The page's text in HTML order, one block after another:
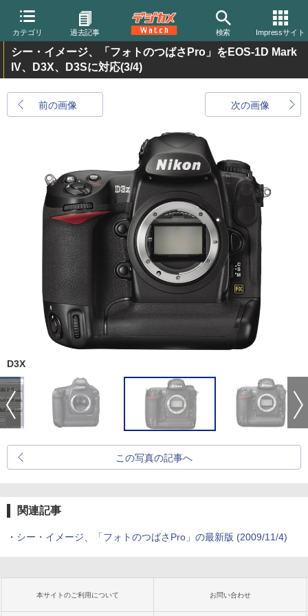
カテゴリ 過去記事 検索 Impressサイト
シー・イメージ、「フォトのつばさPro」をEOS-1D Mark
IV、D3X、D3Sに対応(3/4)
前の画像 次の画像
D3X
この写真の記事へ
関連記事
・ シー・イメージ、「フォトのつばさPro」の最新版 (2009/11/4)
本サイトのご利用について お問い合わせ